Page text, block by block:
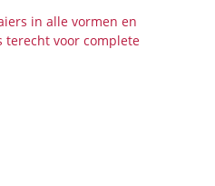
in alle vormen en
terecht voor complete